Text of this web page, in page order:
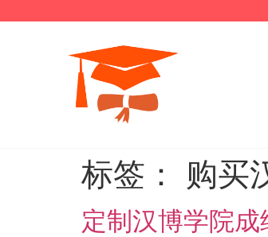
标签： 购买
定制汉博学院成